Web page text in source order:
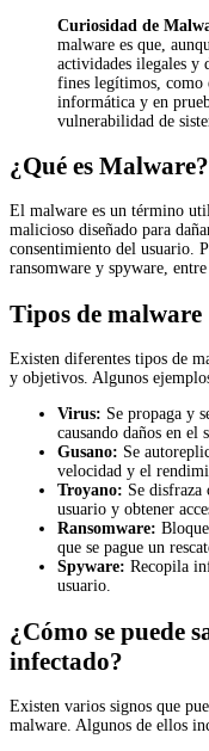
Curiosidad de
malware es que,
actividades ilegales y
fines legítimos, como
informática y en
vulnerabilidad de
¿Qué es Malware?
El malware es un término
malicioso diseñado para
consentimiento del usuario.
ransomware y spyware,
Tipos de malware
Existen diferentes tipos de
y objetivos. Algunos
Virus: Se propaga y
causando daños en el
Gusano: Se
velocidad y el
Troyano: Se
usuario y obtener
Ransomware:
que se pague un
Spyware: Recopila
usuario.
¿Cómo se puede
infectado?
Existen varios signos que
malware. Algunos de ellos